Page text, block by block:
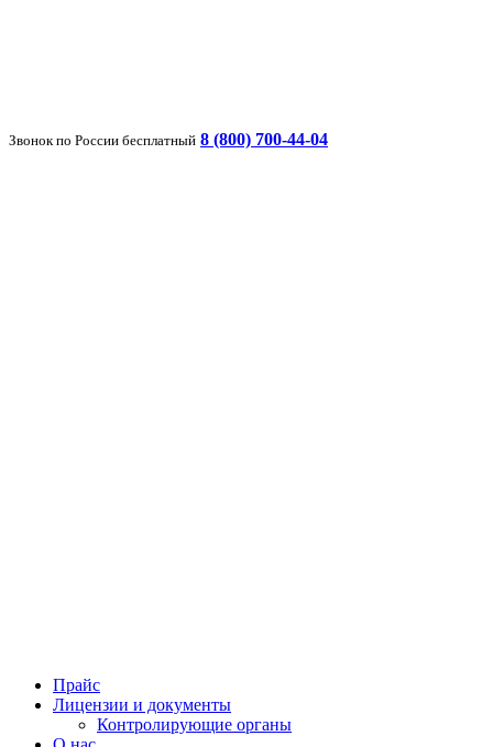
Звонок по России бесплатный 8 (800) 700-44-04
Прайс
Лицензии и документы
Контролирующие органы